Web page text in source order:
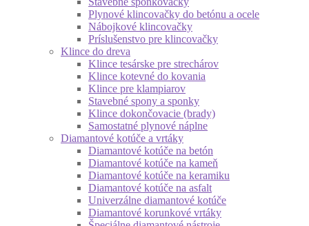
Plynové klincovačky do betónu a ocele
Nábojkové klincovačky
Príslušenstvo pre klincovačky
Klince do dreva
Klince tesárske pre strechárov
Klince kotevné do kovania
Klince pre klampiarov
Stavebné spony a sponky
Klince dokončovacie (brady)
Samostatné plynové náplne
Diamantové kotúče a vrtáky
Diamantové kotúče na betón
Diamantové kotúče na kameň
Diamantové kotúče na keramiku
Diamantové kotúče na asfalt
Univerzálne diamantové kotúče
Diamantové korunkové vrtáky